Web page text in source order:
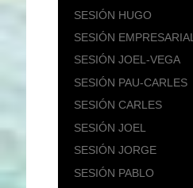
SESIÓN HUGO
SESIÓN EMPRESARIAL
SESIÓN JOEL-VEGA
SESIÓN PAU-CARLES
SESIÓN CARLES
SESIÓN JOEL
SESIÓN JORGE
SESIÓN PABLO